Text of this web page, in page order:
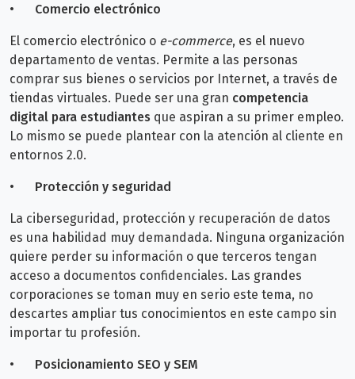
• Comercio electrónico
El comercio electrónico o e-commerce, es el nuevo
departamento de ventas. Permite a las personas
comprar sus bienes o servicios por Internet, a través de
tiendas virtuales. Puede ser una gran competencia
digital para estudiantes que aspiran a su primer empleo.
Lo mismo se puede plantear con la atención al cliente en
entornos 2.0.
• Protección y seguridad
La ciberseguridad, protección y recuperación de datos
es una habilidad muy demandada. Ninguna organización
quiere perder su información o que terceros tengan
acceso a documentos confidenciales. Las grandes
corporaciones se toman muy en serio este tema, no
descartes ampliar tus conocimientos en este campo sin
importar tu profesión.
• Posicionamiento SEO y SEM